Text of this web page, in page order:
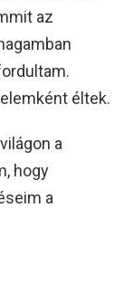
az
éltek.
a
hogy
a